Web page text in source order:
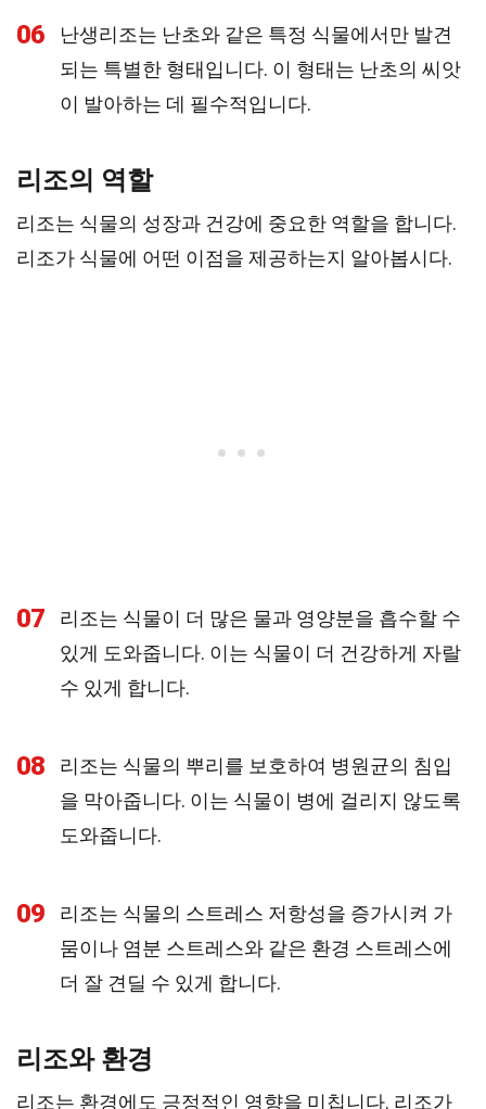
06
난생리조는 난초와 같은 특정 식물에서만 발견
되는 특별한 형태입니다. 이 형태는 난초의 씨앗
이 발아하는 데 필수적입니다.
리조의 역할
리조는 식물의 성장과 건강에 중요한 역할을 합니다.
리조가 식물에 어떤 이점을 제공하는지 알아봅시다.
07
리조는 식물이 더 많은 물과 영양분을 흡수할 수
있게 도와줍니다. 이는 식물이 더 건강하게 자랄
수 있게 합니다.
08
리조는 식물의 뿌리를 보호하여 병원균의 침입
을 막아줍니다. 이는 식물이 병에 걸리지 않도록
도와줍니다.
09
리조는 식물의 스트레스 저항성을 증가시켜 가
뭄이나 염분 스트레스와 같은 환경 스트레스에
더 잘 견딜 수 있게 합니다.
리조와 환경
리조는 환경에도 긍정적인 영향을 미칩니다. 리조가